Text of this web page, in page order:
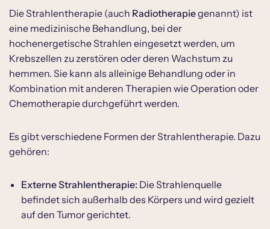
Die Strahlentherapie (auch Radiotherapiegenannt) ist
eine medizinische Behandlung, bei der
hochenergetische Strahlen eingesetzt werden, um
Krebszellen zu zerstören oder deren Wachstum zu
hemmen. Sie kann als alleinige Behandlung oder in
Kombination mit anderen Therapien wie Operation oder
Chemotherapie durchgeführt werden.
Es gibt verschiedene Formen der Strahlentherapie. Dazu
gehören:
Externe Strahlentherapie: Die Strahlenquelle
befindet sich außerhalb des Körpers und wird gezielt
auf den Tumor gerichtet.